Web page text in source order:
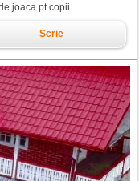
joaca pt copii
Scrie